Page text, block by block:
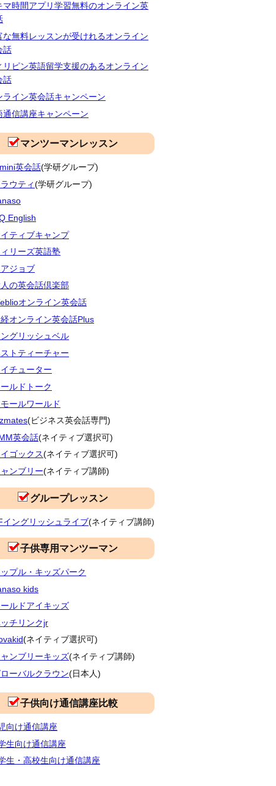
マ時間アプリ学習無料のオンライン英
な無料レッスンが受けれるオンライン
話
リピン英語留学支援のあるオンライン
話
ライン英会話キャンペーン
通信講座キャンペーン
マンツーマンレッスン
英会話(学研グループ)
ウティ(学研グループ)
English
ティブキャンプ
リーズ英語塾
アジョブ
の英会話倶楽部
オンライン英会話
オンライン英会話Plus
グリッシュベル
トティーチャー
チューター
ルドトーク
ールワールド
(ビジネス英会話専門)
英会話(ネイティブ選択可)
ゴックス(ネイティブ選択可)
ンブリー(ネイティブ講師)
グループレッスン
イングリッシュライブ(ネイティブ講師)
子供専用マンツーマン
ップル・キッズパーク
kids
ルドアイキッズ
チリンクjr
(ネイティブ選択可)
ンブリーキッズ(ネイティブ講師)
ーバルクラウン(日本人)
子供向け通信講座比較
向け通信講座
生向け通信講座
生・高校生向け通信講座